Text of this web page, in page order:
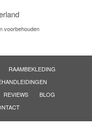
voorbehouden
RAAMBEKLEDING
REVIEWS
BLOG